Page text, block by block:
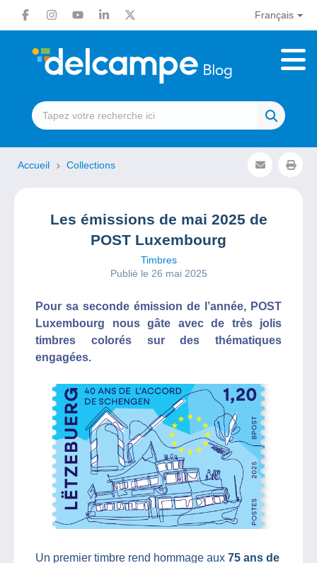
Français
Accueil Collections
Les émissions de mai 2025 de
POST Luxembourg
Timbres
Publié le 26 mai 2025
Pour sa seconde émission de l’année, POST
Luxembourg nous gâte avec de très jolis
timbres colorés sur des thématiques
engagées.
Un premier timbre rend hommage aux 75 ans de